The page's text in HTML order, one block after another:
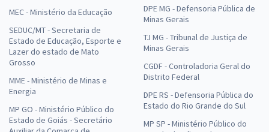
MEC - Ministério da Educação
SEDUC/MT - Secretaria de
Estado de Educação, Esporte e
Lazer do estado de Mato
Grosso
MME - Ministério de Minas e
Energia
MP GO - Ministério Público do
Estado de Goiás - Secretário
DPE MG - Defensoria Pública de
Minas Gerais
TJ MG - Tribunal de Justiça de
Minas Gerais
CGDF - Controladoria Geral do
Distrito Federal
DPE RS - Defensoria Pública do
Estado do Rio Grande do Sul
MP SP - Ministério Público do